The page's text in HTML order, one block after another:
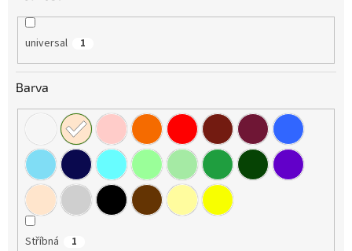
universal 1
Barva
Stříbná 1